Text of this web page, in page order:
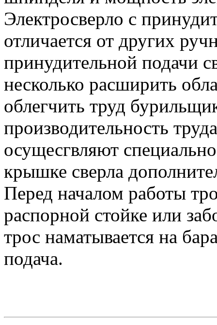
Электросверло с
отличается от других
принудительной подачи
несколько расширить
облегчить труд
производительность
осущесгвляют
крышке сверла
Перед началом работы
распорной стойке или
трос наматывается на
подача.